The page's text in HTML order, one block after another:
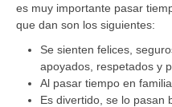
es muy importante pasar
que dan son los siguientes:
Se sienten felices,
apoyados, respetados y
Al pasar tiempo en
Es divertido, se lo pasan